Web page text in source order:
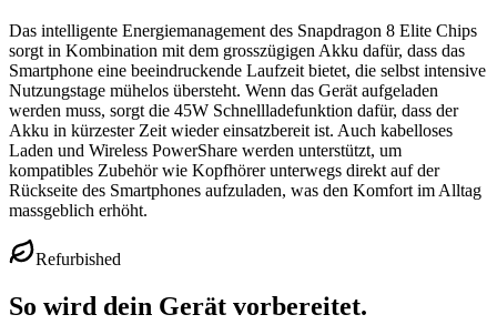
Das intelligente Energiemanagement des Snapdragon 8 Elite Chips
sorgt in Kombination mit dem grosszügigen Akku dafür, dass das
Smartphone eine beeindruckende Laufzeit bietet, die selbst intensive
Nutzungstage mühelos übersteht. Wenn das Gerät aufgeladen
werden muss, sorgt die 45W Schnellladefunktion dafür, dass der
Akku in kürzester Zeit wieder einsatzbereit ist. Auch kabelloses
Laden und Wireless PowerShare werden unterstützt, um
kompatibles Zubehör wie Kopfhörer unterwegs direkt auf der
Rückseite des Smartphones aufzuladen, was den Komfort im Alltag
massgeblich erhöht.
Refurbished
So wird dein Gerät vorbereitet.